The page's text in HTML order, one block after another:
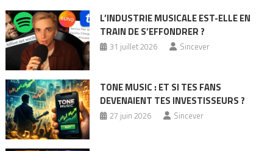
L’INDUSTRIE MUSICALE EST-ELLE EN
TRAIN DE S’EFFONDRER ?
31 juillet 2026 Sincever
TONE MUSIC : ET SI TES FANS
DEVENAIENT TES INVESTISSEURS ?
27 juin 2026 Sincever